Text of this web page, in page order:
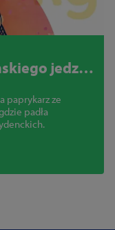
jedzie
paprykarz ze
padła